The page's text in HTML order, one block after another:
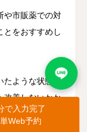
や市販薬での対
とをおすすめし
たような状態が
改善しないかか
の皮膚が白く
で入力完了
Web予約